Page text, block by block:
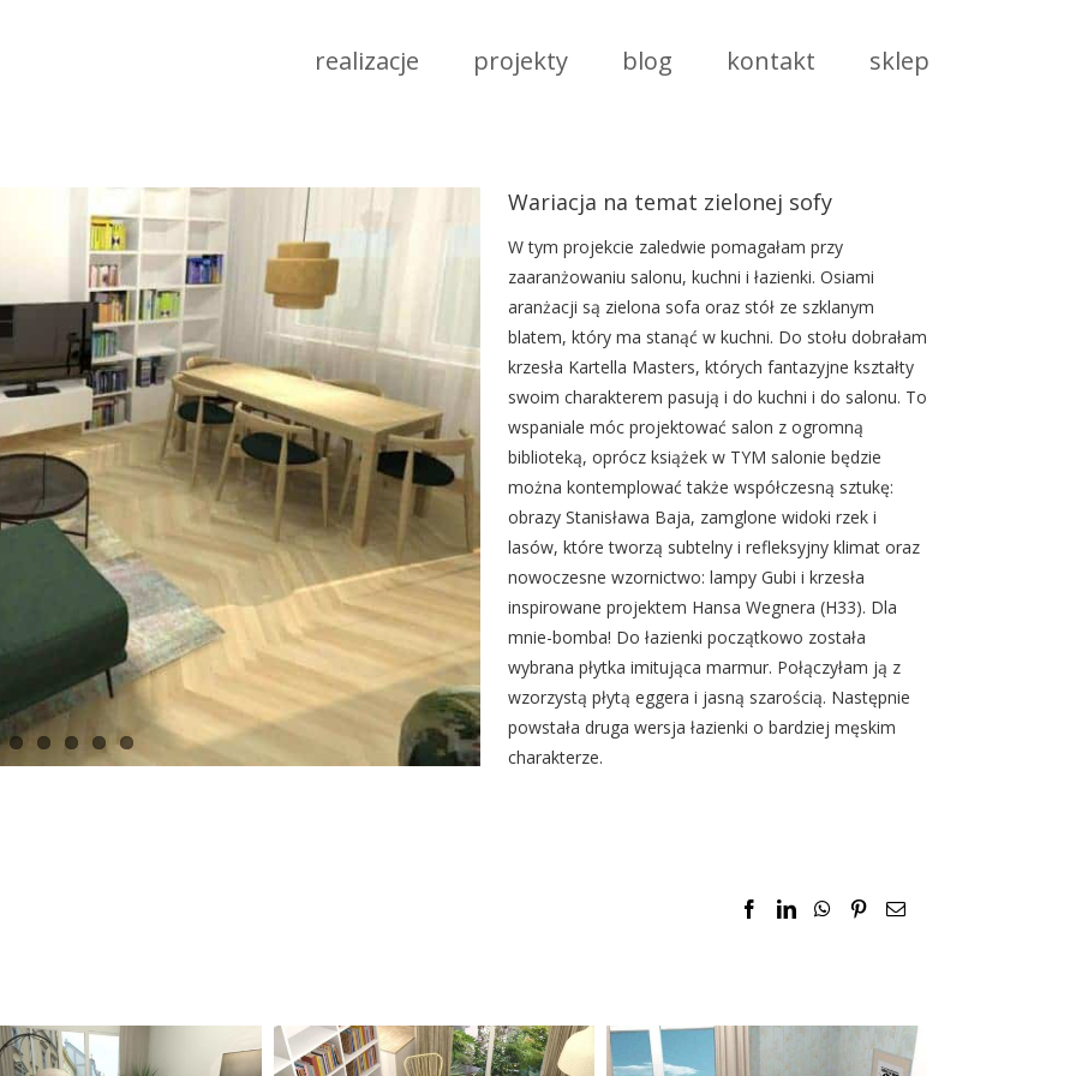
realizacje projekty blog kontakt sklep
Wariacja na temat zielonej sofy
W tym projekcie zaledwie pomagałam przy
zaaranżowaniu salonu, kuchni i łazienki. Osiami
aranżacji są zielona sofa oraz stół ze szklanym
blatem, który ma stanąć w kuchni. Do stołu dobrałam
krzesła Kartella Masters, których fantazyjne kształty
swoim charakterem pasują i do kuchni i do salonu. To
wspaniale móc projektować salon z ogromną
biblioteką, oprócz książek w TYM salonie będzie
można kontemplować także współczesną sztukę:
obrazy Stanisława Baja, zamglone widoki rzek i
lasów, które tworzą subtelny i refleksyjny klimat oraz
nowoczesne wzornictwo: lampy Gubi i krzesła
inspirowane projektem Hansa Wegnera (H33). Dla
mnie-bomba! Do łazienki początkowo została
wybrana płytka imitująca marmur. Połączyłam ją z
wzorzystą płytą eggera i jasną szarością. Następnie
powstała druga wersja łazienki o bardziej męskim
charakterze.
Facebook
LinkedInWhatsApp
PinterestEmail